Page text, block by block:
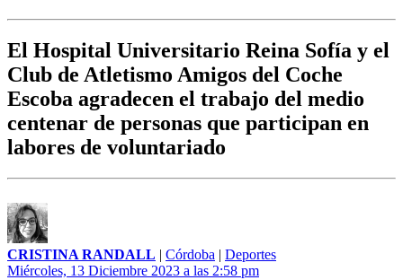
El Hospital Universitario Reina Sofía y el
Club de Atletismo Amigos del Coche
Escoba agradecen el trabajo del medio
centenar de personas que participan en
labores de voluntariado
CRISTINA RANDALL | Córdoba | Deportes
Miércoles, 13 Diciembre 2023 a las 2:58 pm